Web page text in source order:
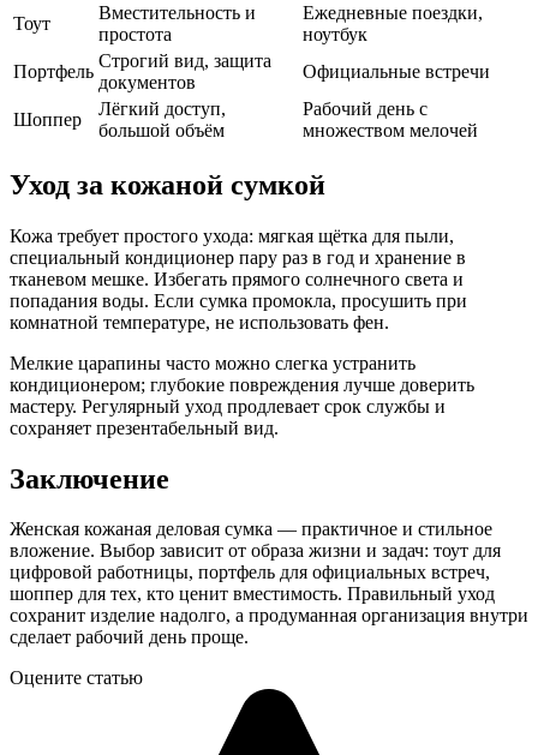
Тоут
Вместительность и
простота
Ежедневные поездки,
ноутбук
Портфель
Строгий вид, защита
документов
Официальные встречи
Шоппер
Лёгкий доступ,
большой объём
Рабочий день с
множеством мелочей
Уход за кожаной сумкой
Кожа требует простого ухода: мягкая щётка для пыли,
специальный кондиционер пару раз в год и хранение в
тканевом мешке. Избегать прямого солнечного света и
попадания воды. Если сумка промокла, просушить при
комнатной температуре, не использовать фен.
Мелкие царапины часто можно слегка устранить
кондиционером; глубокие повреждения лучше доверить
мастеру. Регулярный уход продлевает срок службы и
сохраняет презентабельный вид.
Заключение
Женская кожаная деловая сумка — практичное и стильное
вложение. Выбор зависит от образа жизни и задач: тоут для
цифровой работницы, портфель для официальных встреч,
шоппер для тех, кто ценит вместимость. Правильный уход
сохранит изделие надолго, а продуманная организация внутри
сделает рабочий день проще.
Оцените статью